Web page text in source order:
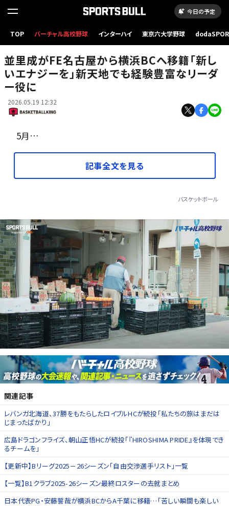
今日の予定
TOP バーチャル高校野球 インターハイ 東京六大学野球
FE名古屋から横浜BCに移籍する並里［写真］＝B.LEAGUE
並里成がFE名古屋から横浜BCへ移籍「新し
いエナジーを」新天地でも経験豊富なリーダ
ー役に
2026.05.19 12:32
5月…
記事全文を見る
バスケットボール
関連記事
レバンガ北海道、37勝をもたらしたロイブルHCが続投「私たちの旅はまだは
じまったばかり」
広島ドラゴンフライズ、朝山正悟HCが続投「『HIROSHIMA PRIDE』を体現でき
るチームを」
【更新中】Bリーグ2025－26シーズン「自由交渉選手リスト」一覧
【一覧】B1クラブ2025-26シーズン最終ロスターの去就まとめ
日本代表PG・安藤誓哉が横浜BCからA千葉に移籍…「苦しい瞬間も楽しい